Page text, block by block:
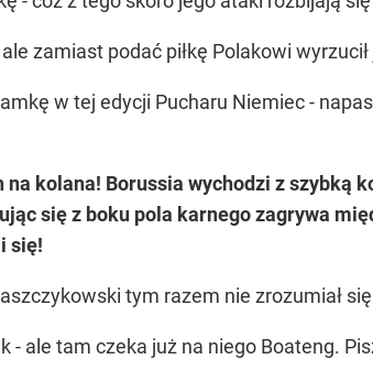
zamiast podać piłkę Polakowi
w tej edycji Pucharu Niemiec -
na kolana! Borussia wychodzi z szybką
się z boku pola karnego zagrywa
się!
tym razem nie zrozumiał
- ale tam czeka już na niego Boateng.